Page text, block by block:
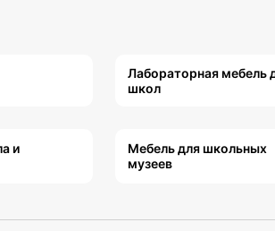
Лабораторная мебель
школ
и
Мебель для школьных
музеев